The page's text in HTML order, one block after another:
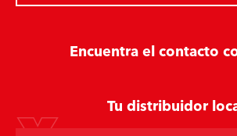
Encuentra el contacto
Tu distribuidor